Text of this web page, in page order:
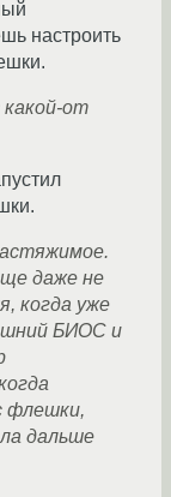
настроить
какой-от
даже не
когда уже
БИОС и
флешки,
дальше